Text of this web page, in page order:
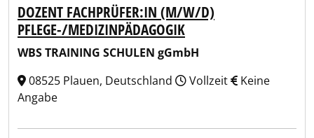
DOZENT FACHPRÜFER:IN (M/W/D)
PFLEGE-/MEDIZINPÄDAGOGIK
WBS TRAINING SCHULEN gGmbH
08525 Plauen, Deutschland
Vollzeit
Keine
Angabe